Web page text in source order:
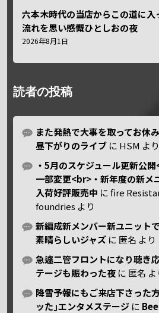
六本木時代の当店からこの道に
流れを思い感慨ひとしおの夜
2026年8月1日
読者の投稿
また発熱で大事を取ってお休
昼下がりのライブ に HSM より
・5月のスケジュール更新公
一部変更<br>・新年度の新メ
入荷好評販売中 にfire
foundries より
新編成新メンバー新ユニット
素晴らしいジャズ に 匿名 より
急遽二管フロントになり聴き
テージも賑わった夜 に 匿名 よ
降雪予報にもご来店下さった
ッた｣エンタメステージ に